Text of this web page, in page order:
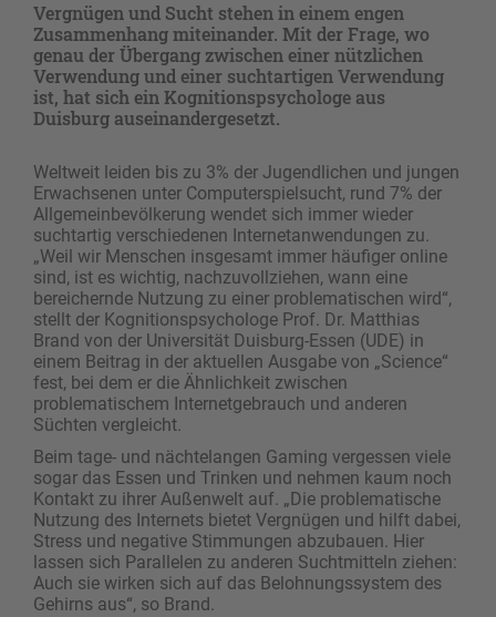
Vergnügen und Sucht stehen in einem engen
Zusammenhang miteinander. Mit der Frage, wo
genau der Übergang zwischen einer nützlichen
Verwendung und einer suchtartigen Verwendung
ist, hat sich ein Kognitionspsychologe aus
Duisburg auseinandergesetzt.
Weltweit leiden bis zu 3% der Jugendlichen und jungen
Erwachsenen unter Computerspielsucht, rund 7% der
Allgemeinbevölkerung wendet sich immer wieder
suchtartig verschiedenen Internetanwendungen zu.
„Weil wir Menschen insgesamt immer häufiger online
sind, ist es wichtig, nachzuvollziehen, wann eine
bereichernde Nutzung zu einer problematischen wird“,
stellt der Kognitionspsychologe Prof. Dr. Matthias
Brand von der Universität Duisburg-Essen (UDE) in
einem Beitrag in der aktuellen Ausgabe von „Science“
fest, bei dem er die Ähnlichkeit zwischen
problematischem Internetgebrauch und anderen
Süchten vergleicht.
Beim tage- und nächtelangen Gaming vergessen viele
sogar das Essen und Trinken und nehmen kaum noch
Kontakt zu ihrer Außenwelt auf. „Die problematische
Nutzung des Internets bietet Vergnügen und hilft dabei,
Stress und negative Stimmungen abzubauen. Hier
lassen sich Parallelen zu anderen Suchtmitteln ziehen:
Auch sie wirken sich auf das Belohnungssystem des
Gehirns aus“, so Brand.